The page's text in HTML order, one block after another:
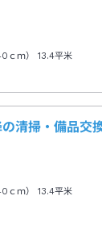
ｃｍ）
13.4平米
清掃・備品
ｃｍ）
13.4平米